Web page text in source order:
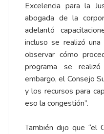
Excelencia para la
abogada de la
adelantó
incluso se realizó
observar cómo
programa se
embargo, el Consejo
y los recursos para
eso la congestión”.
También dijo que “el